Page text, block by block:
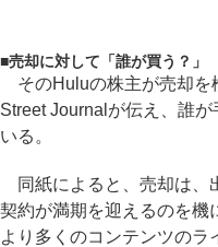
■売却に対して「誰が買う？」
そのHuluの株主が売却を
Street Journalが伝え、誰
いる。
同紙によると、売却は、
契約が満期を迎えるのを機
より多くのコンテンツのラ